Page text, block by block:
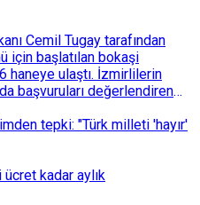
Cemil Tugay tarafından
için başlatılan bokaşi
haneye ulaştı. İzmirlilerin
başvuruları değerlendiren
farklı ilçelerde toplam
İzmirlileri
dahil etti.
tepki: "Türk milleti 'hayır'
kadar aylık